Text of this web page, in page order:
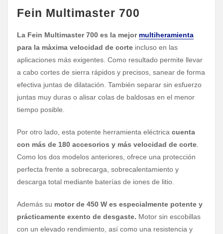
Fein Multimaster 700
La Fein Multimaster 700 es la mejor multiheramienta
para la màxima velocidad de corte incluso en las
aplicaciones más exigentes. Como resultado permite llevar
a cabo cortes de sierra rápidos y precisos, sanear de forma
efectiva juntas de dilatación. También separar sin esfuerzo
juntas muy duras o alisar colas de baldosas en el menor
tiempo posible.
Por otro lado, esta potente herramienta eléctrica cuenta
con más de 180 accesorios y más velocidad de corte.
Como los dos modelos anteriores, ofrece una protección
perfecta frente a sobrecarga, sobrecalentamiento y
descarga total mediante baterías de iones de litio.
Además su motor de 450 W es especialmente potente y
prácticamente exento de desgaste. Motor sin escobillas
con un elevado rendimiento, así como una resistencia y